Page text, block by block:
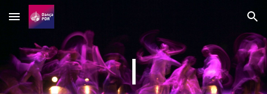
Skip to main content Skip to navigation
I